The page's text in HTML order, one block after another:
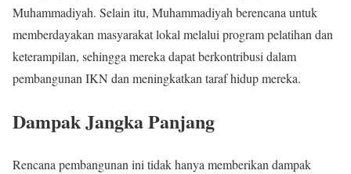
Muhammadiyah. Selain itu, Muhammadiyah berencana untuk
memberdayakan masyarakat lokal melalui program pelatihan dan
keterampilan, sehingga mereka dapat berkontribusi dalam
pembangunan IKN dan meningkatkan taraf hidup mereka.
Dampak Jangka Panjang
Rencana pembangunan ini tidak hanya memberikan dampak